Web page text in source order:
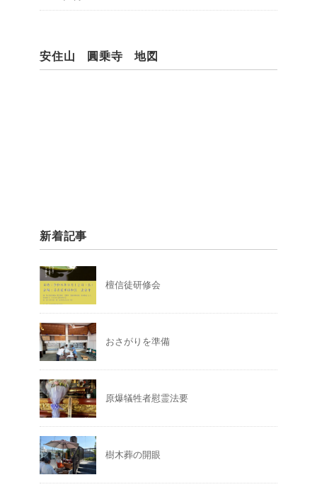
安住山 圓乗寺 地図
新着記事
檀信徒研修会
おさがりを準備
原爆犠牲者慰霊法要
樹木葬の開眼